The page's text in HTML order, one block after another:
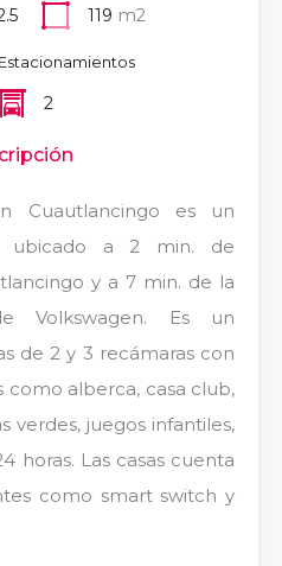
119 m2
Estacionamientos
2
Cuautlancingo es un
ubicado a 2 min. de
y a 7 min. de la
Volkswagen. Es un
de 2 y 3 recámaras con
como alberca, casa club,
verdes, juegos infantiles,
horas. Las casas cuenta
como smart switch y